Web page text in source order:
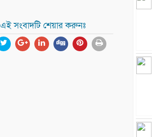
এই সংবাদটি শেয়ার করুনঃ